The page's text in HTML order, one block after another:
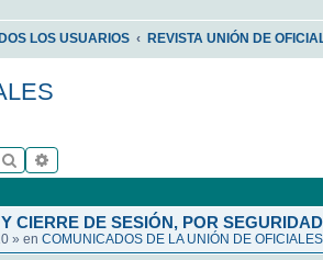
LOS USUARIOS REVISTA UNIÓN DE
Buscar
CIERRE DE SESIÓN, POR SEGURIDAD
» en COMUNICADOS DE LA UNIÓN DE OFICIALES